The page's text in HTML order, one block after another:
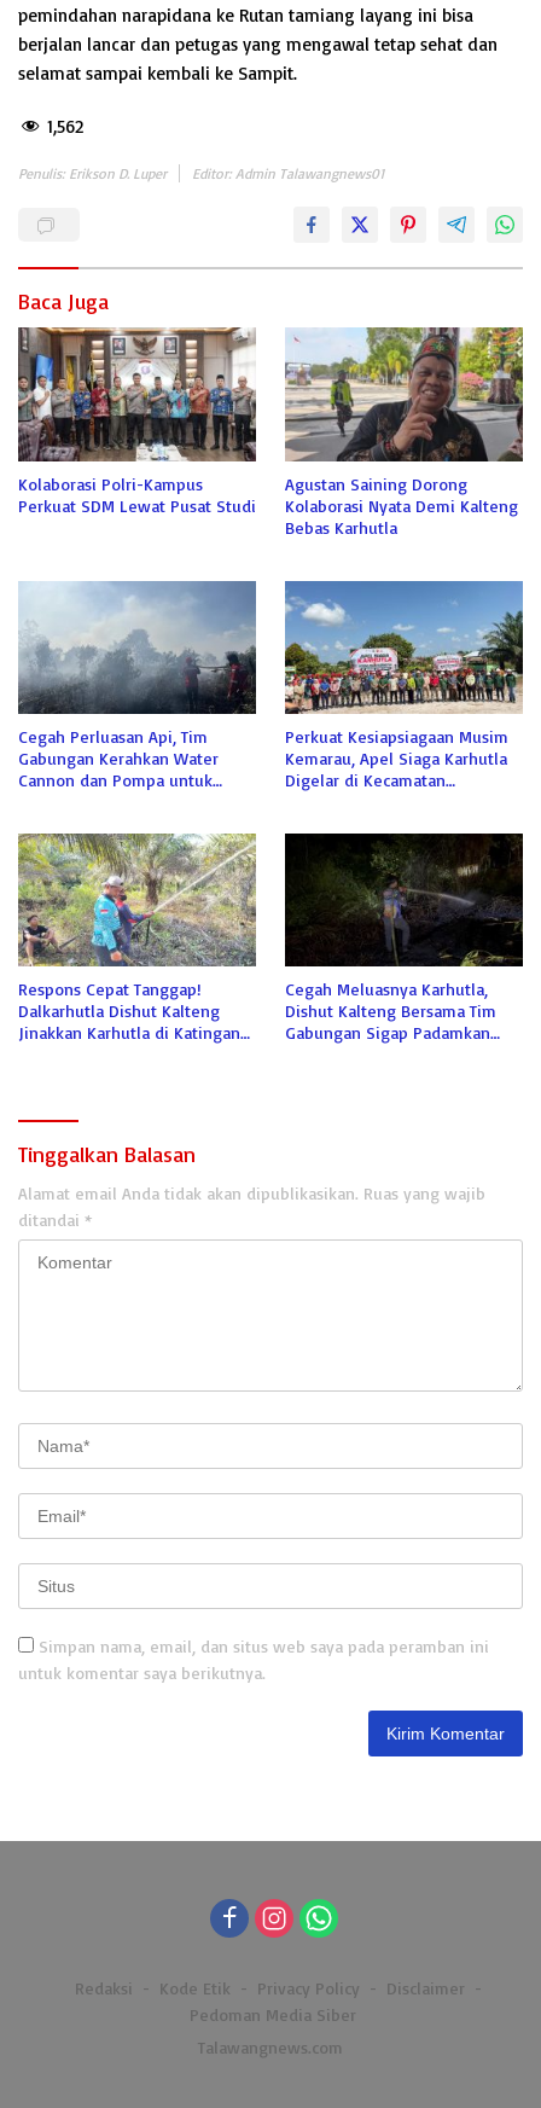
pemindahan narapidana ke Rutan tamiang layang ini bisa
berjalan lancar dan petugas yang mengawal tetap sehat dan
selamat sampai kembali ke Sampit.
1,562
Penulis: Erikson D. Luper Editor: Admin Talawangnews01
Baca Juga
Kolaborasi Polri-Kampus
Perkuat SDM Lewat Pusat Studi
Agustan Saining Dorong
Kolaborasi Nyata Demi Kalteng
Bebas Karhutla
Cegah Perluasan Api, Tim
Gabungan Kerahkan Water
Cannon dan Pompa untuk
Perkuat Kesiapsiagaan Musim
Kemarau, Apel Siaga Karhutla
Digelar di Kecamatan
Respons Cepat Tanggap!
Dalkarhutla Dishut Kalteng
Jinakkan Karhutla di Katingan
Cegah Meluasnya Karhutla,
Dishut Kalteng Bersama Tim
Gabungan Sigap Padamkan
Tinggalkan Balasan
Alamat email Anda tidak akan dipublikasikan. Ruas yang wajib
ditandai *
Simpan nama, email, dan situs web saya pada peramban ini
untuk komentar saya berikutnya.
Redaksi Kode Etik Privacy Policy
Disclaimer
Pedoman Media Siber
Talawangnews.com